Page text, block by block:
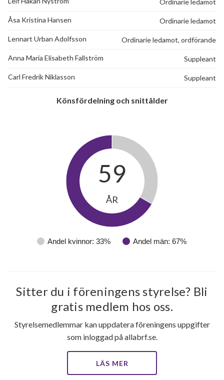
Ordinarie ledamot
Åsa Kristina Hansen Ordinarie ledamot
Lennart Urban Adolfsson Ordinarie ledamot, ordförande
Anna Maria Elisabeth Fallström Suppleant
Carl Fredrik Niklasson Suppleant
Könsfördelning och snittålder
Andel kvinnor: 33% Andel män: 67%
59
ÅR
Sitter du i föreningens styrelse? Bli
gratis medlem hos oss.
Styrelsemedlemmar kan uppdatera föreningens uppgifter
som inloggad på allabrf.se.
LÄS MER